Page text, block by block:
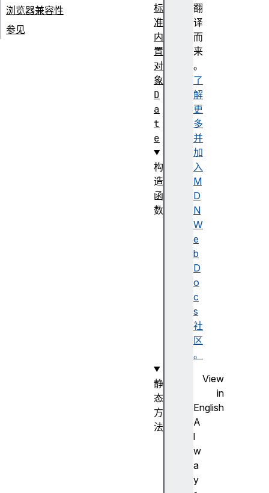
翻
译
而
来
。
了
解
更
多
并
加
入
M
D
N
W
e
b
D
o
c
s
社
区
。
View
in
English
A
l
w
a
y
浏览器兼容性
参见
标
准
内
置
对
象
D
a
t
e
构
造
函
数
静
态
方
法